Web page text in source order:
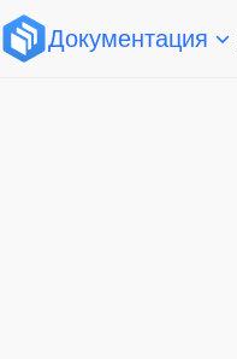
Документация